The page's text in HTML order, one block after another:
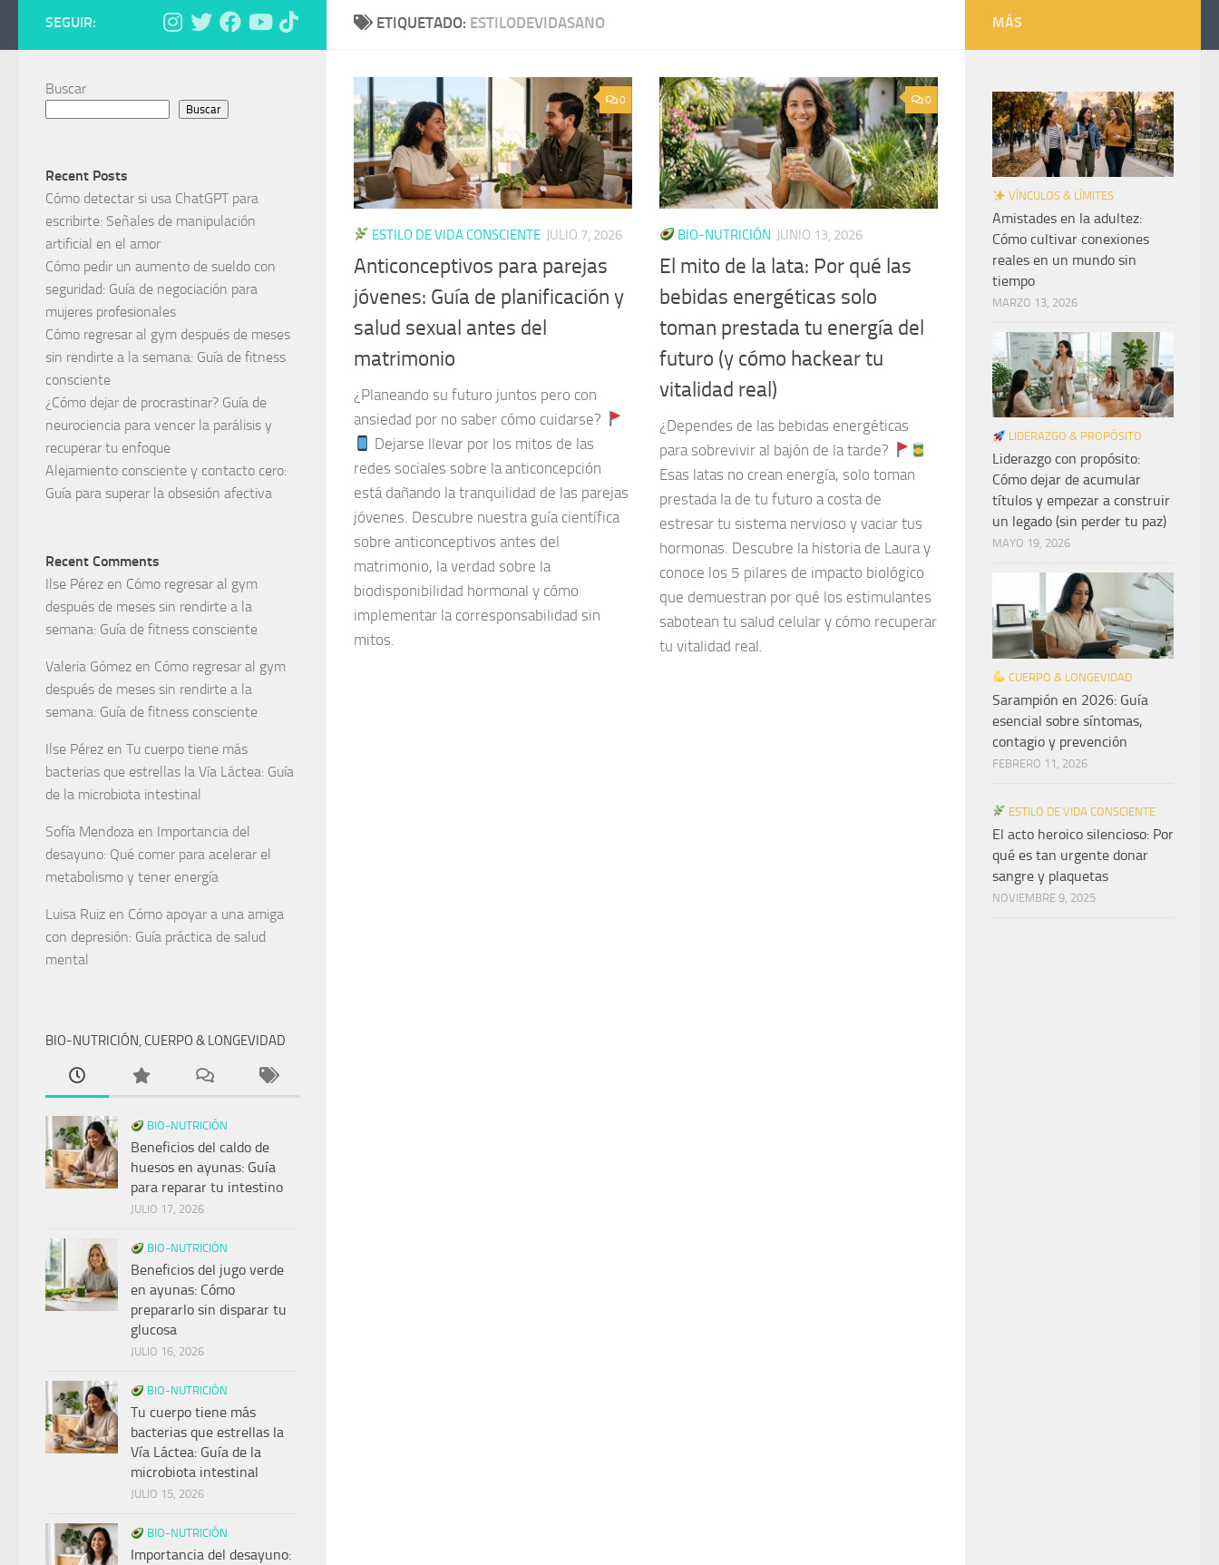
ETIQUETADO: ESTILODEVIDASANO
0
ESTILO DE VIDA CONSCIENTE JULIO 7, 2026
Anticonceptivos para parejas
jóvenes: Guía de planificación y
salud sexual antes del
matrimonio
¿Planeando su futuro juntos pero con
ansiedad por no saber cómo cuidarse?
Dejarse llevar por los mitos de las
redes sociales sobre la anticoncepción
está dañando la tranquilidad de las parejas
jóvenes. Descubre nuestra guía científica
sobre anticonceptivos antes del
matrimonio, la verdad sobre la
biodisponibilidad hormonal y cómo
implementar la corresponsabilidad sin
mitos.
0
BIO-NUTRICIÓN JUNIO 13, 2026
El mito de la lata: Por qué las
bebidas energéticas solo
toman prestada tu energía del
futuro (y cómo hackear tu
vitalidad real)
¿Dependes de las bebidas energéticas
para sobrevivir al bajón de la tarde?
Esas latas no crean energía, solo toman
prestada la de tu futuro a costa de
estresar tu sistema nervioso y vaciar tus
hormonas. Descubre la historia de Laura y
conoce los 5 pilares de impacto biológico
que demuestran por qué los estimulantes
sabotean tu salud celular y cómo recuperar
tu vitalidad real.
SEGUIR:
Buscar
Buscar
Recent Posts
Cómo detectar si usa ChatGPT para
escribirte: Señales de manipulación
artificial en el amor
Cómo pedir un aumento de sueldo con
seguridad: Guía de negociación para
mujeres profesionales
Cómo regresar al gym después de meses
sin rendirte a la semana: Guía de fitness
consciente
¿Cómo dejar de procrastinar? Guía de
neurociencia para vencer la parálisis y
recuperar tu enfoque
Alejamiento consciente y contacto cero:
Guía para superar la obsesión afectiva
Recent Comments
Ilse Pérez en Cómo regresar al gym
después de meses sin rendirte a la
semana: Guía de fitness consciente
Valeria Gómez en Cómo regresar al gym
después de meses sin rendirte a la
semana: Guía de fitness consciente
Ilse Pérez en Tu cuerpo tiene más
bacterias que estrellas la Vía Láctea: Guía
de la microbiota intestinal
Sofía Mendoza en Importancia del
desayuno: Qué comer para acelerar el
metabolismo y tener energía
Luisa Ruiz en Cómo apoyar a una amiga
con depresión: Guía práctica de salud
mental
BIO-NUTRICIÓN, CUERPO & LONGEVIDAD
BIO-NUTRICIÓN
Beneficios del caldo de
huesos en ayunas: Guía
para reparar tu intestino
JULIO 17, 2026
BIO-NUTRICIÓN
Beneficios del jugo verde
en ayunas: Cómo
prepararlo sin disparar tu
glucosa
JULIO 16, 2026
BIO-NUTRICIÓN
Tu cuerpo tiene más
bacterias que estrellas la
Vía Láctea: Guía de la
microbiota intestinal
JULIO 15, 2026
BIO-NUTRICIÓN
Importancia del desayuno:
MÁS
VÍNCULOS & LÍMITES
Amistades en la adultez:
Cómo cultivar conexiones
reales en un mundo sin
tiempo
MARZO 13, 2026
LIDERAZGO & PROPÓSITO
Liderazgo con propósito:
Cómo dejar de acumular
títulos y empezar a construir
un legado (sin perder tu paz)
MAYO 19, 2026
CUERPO & LONGEVIDAD
Sarampión en 2026: Guía
esencial sobre síntomas,
contagio y prevención
FEBRERO 11, 2026
ESTILO DE VIDA CONSCIENTE
El acto heroico silencioso: Por
qué es tan urgente donar
sangre y plaquetas
NOVIEMBRE 9, 2025